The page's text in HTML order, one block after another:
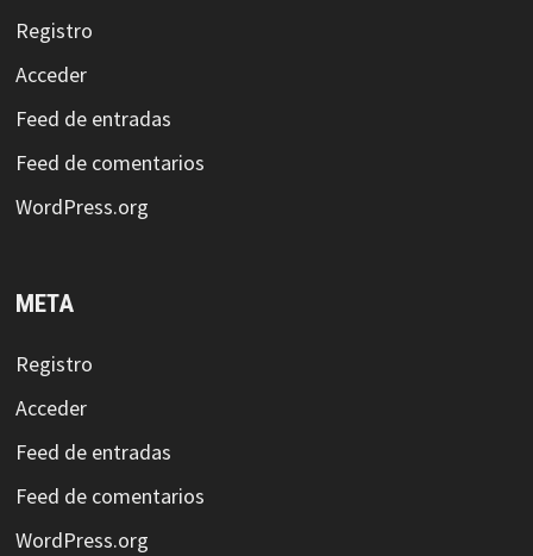
Registro
Acceder
Feed de entradas
Feed de comentarios
WordPress.org
META
Registro
Acceder
Feed de entradas
Feed de comentarios
WordPress.org